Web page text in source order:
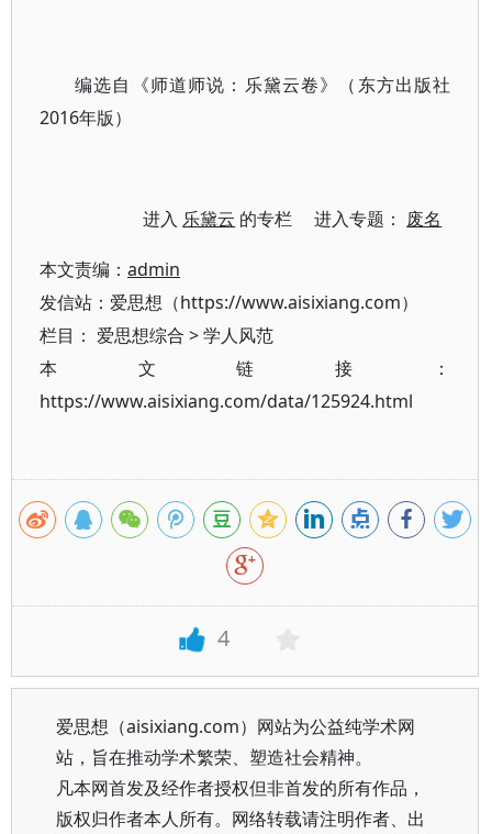
编选自《师道师说：乐黛云卷》（东方出版社
2016年版）
进入 乐黛云 的专栏 进入专题： 废名
本文责编： admin
发信站：爱思想（https://www.aisixiang.com）
栏目： 爱思想综合 >学人风范
本文链接：
https://www.aisixiang.com/data/125924.html
4
爱思想（aisixiang.com）网站为公益纯学术网
站，旨在推动学术繁荣、塑造社会精神。
凡本网首发及经作者授权但非首发的所有作品，
版权归作者本人所有。网络转载请注明作者、出